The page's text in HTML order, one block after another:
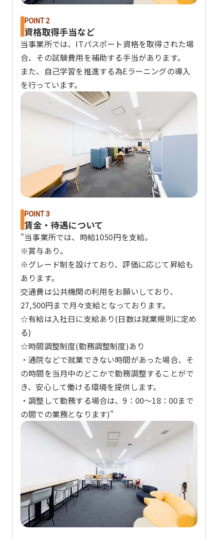
POINT 2
資格取得手当など
当事業所では、ITパスポート資格を取得された場
合、その試験費用を補助する手当があります。
また、自己学習を推進する為Eラーニングの導入
を行っています。
POINT 3
賃金・待遇について
"当事業所では、時給1050円を支給。
※賞与あり。
※グレード制を設けており、評価に応じて昇給も
あります。
交通費は公共機関の利用をお願いしており、
27,500円まで月々支給となっております。
☆有給は入社日に支給あり(日数は就業規則に定め
る)
☆時間調整制度(勤務調整制度)あり
・通院などで就業できない時間があった場合、そ
の時間を当月中のどこかで勤務調整することがで
き、安心して働ける環境を提供します。
・調整して勤務する場合は、9：00～18：00まで
の間での業務となります)"